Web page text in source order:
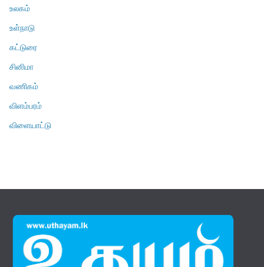
உலகம்
உள்நாடு
கட்டுரை
சினிமா
வணிகம்
விளம்பரம்
விளையாட்டு